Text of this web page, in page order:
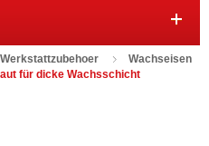
Werkstattzubehoer
Wachseisen
für dicke Wachsschicht